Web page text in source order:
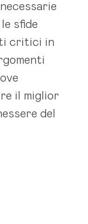
sfide
critici in
il miglior
del